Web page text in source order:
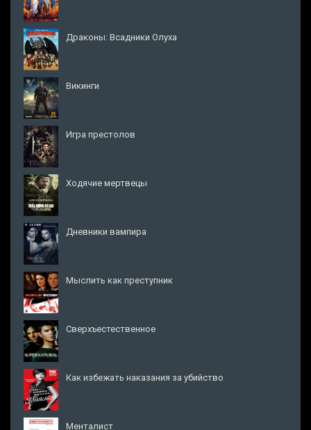
Драконы: Всадники Олуха
Викинги
Игра престолов
Ходячие мертвецы
Дневники вампира
Мыслить как преступник
Сверхъестественное
Как избежать наказания за убийство
Менталист